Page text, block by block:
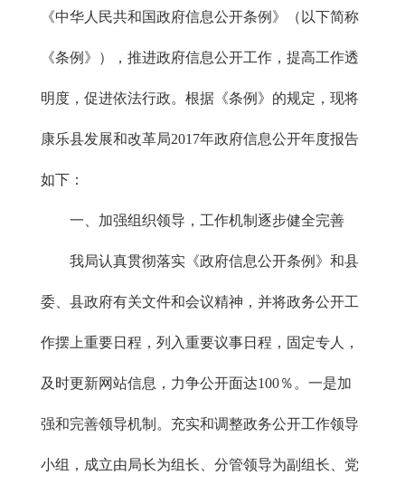
《中华人民共和国政府信息公开条例》（以下简称
《条例》），推进政府信息公开工作，提高工作透
明度，促进依法行政。根据《条例》的规定，现将
康乐县发展和改革局2017年政府信息公开年度报告
如下：
一、加强组织领导，工作机制逐步健全完善
我局认真贯彻落实《政府信息公开条例》和县
委、县政府有关文件和会议精神，并将政务公开工
作摆上重要日程，列入重要议事日程，固定专人，
及时更新网站信息，力争公开面达100％。一是加
强和完善领导机制。充实和调整政务公开工作领导
小组，成立由局长为组长、分管领导为副组长、党